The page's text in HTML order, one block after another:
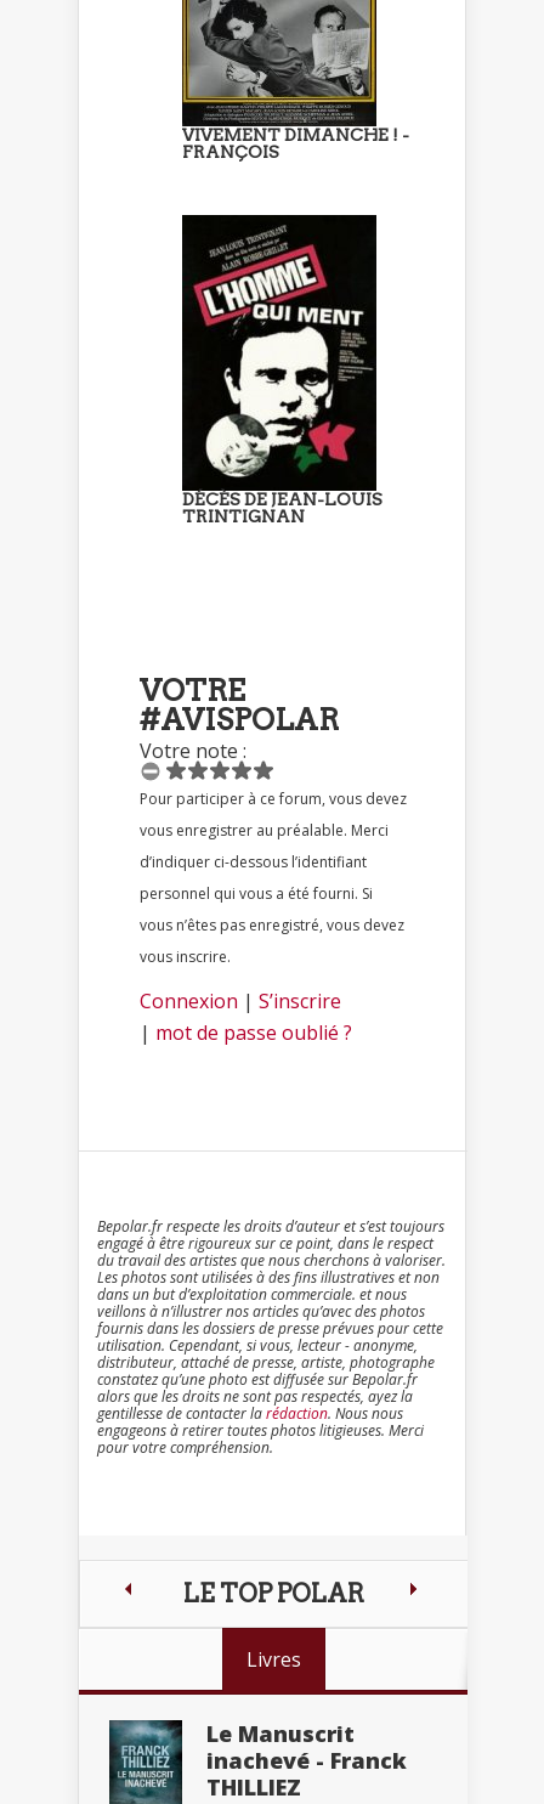
VIVEMENT DIMANCHE ! -
FRANÇOIS
DÉCÈS DE JEAN-LOUIS
TRINTIGNAN
VOTRE
#AVISPOLAR
Votre note :
Pour participer à ce forum, vous devez
vous enregistrer au préalable. Merci
d’indiquer ci-dessous l’identifiant
personnel qui vous a été fourni. Si
vous n’êtes pas enregistré, vous devez
vous inscrire.
Connexion | S’inscrire
| mot de passe oublié ?
Bepolar.fr respecte les droits d’auteur et s’est toujours
engagé à être rigoureux sur ce point, dans le respect
du travail des artistes que nous cherchons à valoriser.
Les photos sont utilisées à des fins illustratives et non
dans un but d’exploitation commerciale. et nous
veillons à n’illustrer nos articles qu’avec des photos
fournis dans les dossiers de presse prévues pour cette
utilisation. Cependant, si vous, lecteur - anonyme,
distributeur, attaché de presse, artiste, photographe
constatez qu’une photo est diffusée sur Bepolar.fr
alors que les droits ne sont pas respectés, ayez la
gentillesse de contacter larédaction. Nous nous
engageons à retirer toutes photos litigieuses. Merci
pour votre compréhension.
LE TOP POLAR
Livres
Le Manuscrit
inachevé - Franck
THILLIEZ